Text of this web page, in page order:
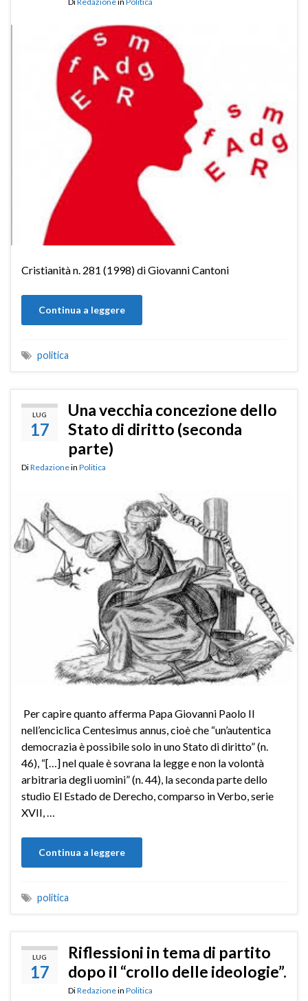
Cristianità n. 281 (1998) di Giovanni Cantoni
Continua a leggere
politica
LUG
17
Una vecchia concezione dello
Stato di diritto (seconda
parte)
DiRedazionein Politica
Per capire quanto afferma Papa Giovanni Paolo II
nell’enciclica Centesimus annus, cioè che “un’autentica
democrazia è possibile solo in uno Stato di diritto” (n.
46), “[…] nel quale è sovrana la legge e non la volontà
arbitraria degli uomini” (n. 44), la seconda parte dello
studio El Estado de Derecho, comparso in Verbo, serie
XVII, …
Continua a leggere
politica
LUG
17
Riflessioni in tema di partito
dopo il “crollo delle ideologie”.
DiRedazionein Politica